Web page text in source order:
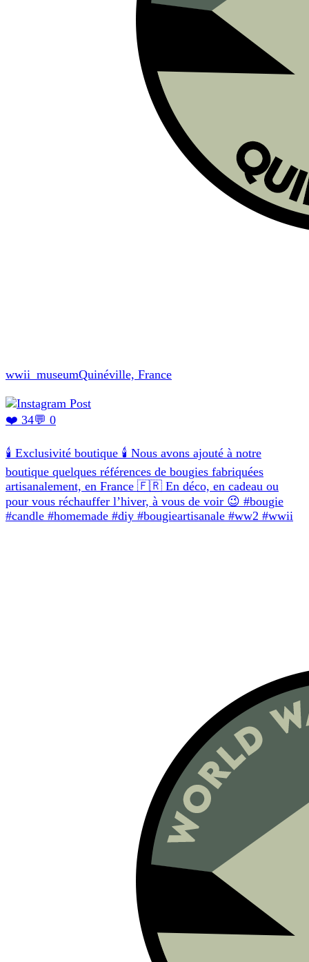
wwii_museumQuinéville, France
❤️ 34💬 0
🕯️ Exclusivité boutique 🕯️ Nous avons ajouté à notre
boutique quelques références de bougies fabriquées
artisanalement, en France 🇫🇷 En déco, en cadeau ou
pour vous réchauffer l’hiver, à vous de voir 😉 #bougie
#candle #homemade #diy #bougieartisanale #ww2 #wwii